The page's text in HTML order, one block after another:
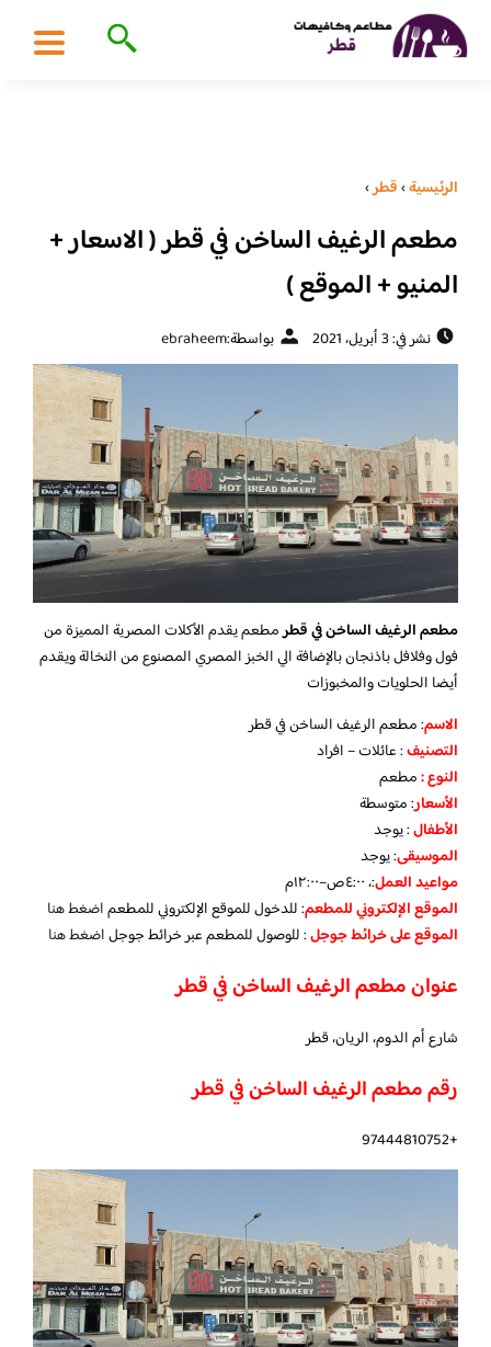
الرئيسية›قطر›
مطعم الرغيف الساخن في قطر ( الاسعار +
المنيو + الموقع )
نشر في: 3 أبريل، 2021 بواسطة:ebraheem
مطعم الرغيف الساخن في قطرمطعم يقدم الأكلات المصرية المميزة من
فول وفلافل باذنجان بالإضافة الي الخبز المصري المصنوع من النخالة ويقدم
أيضا الحلويات والمخبوزات
الاسم: مطعم الرغيف الساخن في قطر
التصنيف: عائلات – افراد
النوع :مطعم
الأسعار:متوسطة
الأطفال:يوجد
الموسيقى:يوجد
مواعيد العمل:، ٤:٠٠ص–١٢:٠٠م
الموقع الإلكتروني للمطعم: للدخول للموقع الإلكتروني للمطعماضغط هنا
الموقع على خرائط جوجل: للوصول للمطعم عبر خرائط جوجلاضغط هنا
عنوان مطعم الرغيف الساخن في قطر
شارع أم الدوم، الريان، قطر
رقم مطعم الرغيف الساخن في قطر
+97444810752